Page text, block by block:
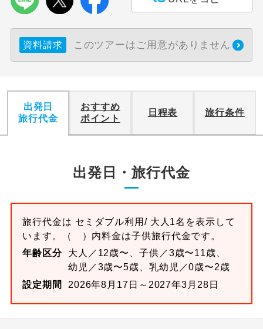
資料請求 このツアーはご用意がありません
出発日
旅行代金
おすすめ
ポイント
日程表 旅行条件
出発日・旅行代金
旅行代金は セミダブル利用/ 大人1名を表示して
います。
（ ）内料金は子供旅行代金です。
年齢区分
大人／12歳〜、子供／3歳〜11歳、
幼児／3歳〜5歳、乳幼児／0歳〜2歳
設定期間
2026年8月17日～2027年3月28日
おひとり様バ
おひとり様でバス席を2席利⽤できま
す。